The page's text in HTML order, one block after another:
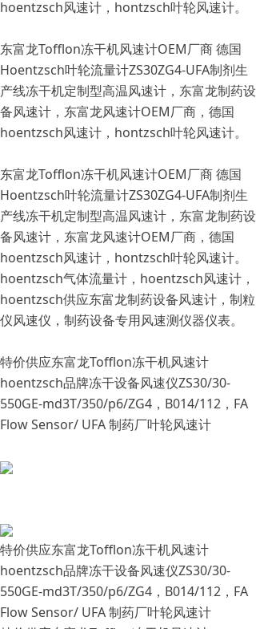
hoentzsch风速计，hontzsch叶轮风速计。
东富龙Tofflon冻干机风速计OEM厂商 德国
Hoentzsch叶轮流量计ZS30ZG4-UFA制剂生
产线冻干机定制型高温风速计，东富龙制药设
备风速计，东富龙风速计OEM厂商，德国
hoentzsch风速计，hontzsch叶轮风速计。
东富龙Tofflon冻干机风速计OEM厂商 德国
Hoentzsch叶轮流量计ZS30ZG4-UFA制剂生
产线冻干机定制型高温风速计，东富龙制药设
备风速计，东富龙风速计OEM厂商，德国
hoentzsch风速计，hontzsch叶轮风速计。
hoentzsch气体流量计，hoentzsch风速计，
hoentzsch供应东富龙制药设备风速计，制粒
仪风速仪，制药设备专用风速测仪器仪表。
特价供应东富龙Tofflon冻干机风速计
hoentzsch品牌冻干设备风速仪ZS30/30-
550GE-md3T/350/p6/ZG4，B014/112，FA
Flow Sensor/ UFA 制药厂叶轮风速计
特价供应东富龙Tofflon冻干机风速计
hoentzsch品牌冻干设备风速仪ZS30/30-
550GE-md3T/350/p6/ZG4，B014/112，FA
Flow Sensor/ UFA 制药厂叶轮风速计